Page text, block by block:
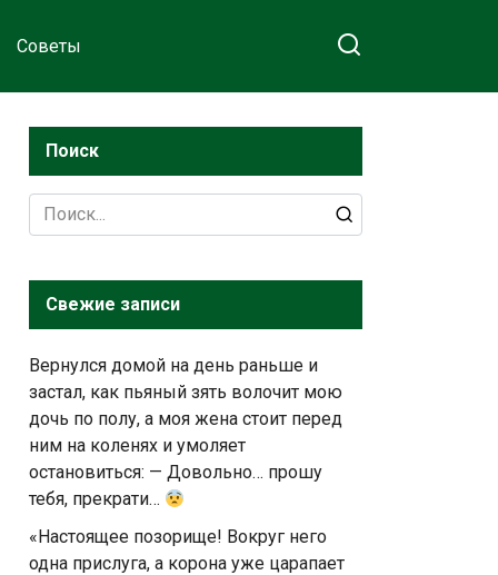
Советы
Поиск
Search
for:
Свежие записи
Вернулся домой на день раньше и
застал, как пьяный зять волочит мою
дочь по полу, а моя жена стоит перед
ним на коленях и умоляет
остановиться: — Довольно… прошу
тебя, прекрати…
«Настоящее позорище! Вокруг него
одна прислуга, а корона уже царапает